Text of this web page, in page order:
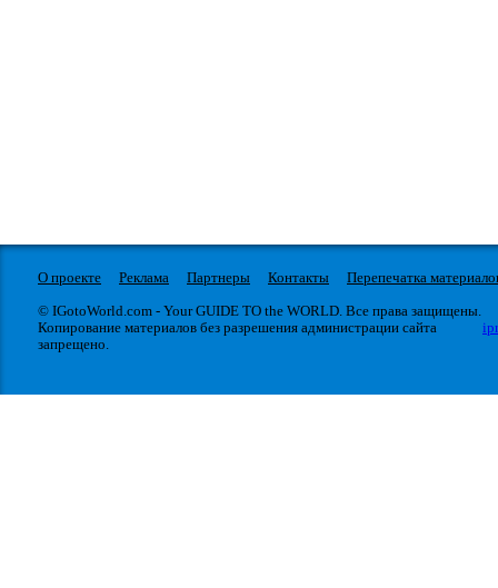
О проекте Реклама Партнеры Контакты
Перепечатка
© IGotoWorld.com - Your GUIDE TO the WORLD. Все права защищены.
Копирование материалов без разрешения администрации сайта
запрещено.